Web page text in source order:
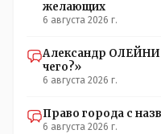
желающих
6 августа 2026 г.
Александр
чего?»
6 августа 2026 г.
Право города с
6 августа 2026 г.